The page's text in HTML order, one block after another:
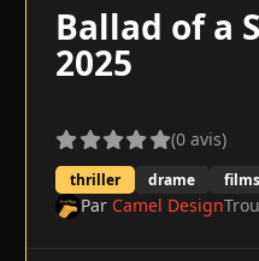
Ballad of a
2025
(0 avis)
thriller drame films
Par Camel Design